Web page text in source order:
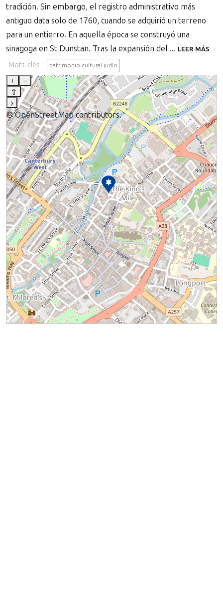
tradición. Sin embargo, el registro administrativo más
antiguo data solo de 1760, cuando se adquirió un terreno
para un entierro. En aquella época se construyó una
sinagoga en St Dunstan. Tras la expansión del ... LEER MÁS
Mots-clés : patrimonio cultural judío
+
–
⇧
›
©OpenStreetMapcontributors.